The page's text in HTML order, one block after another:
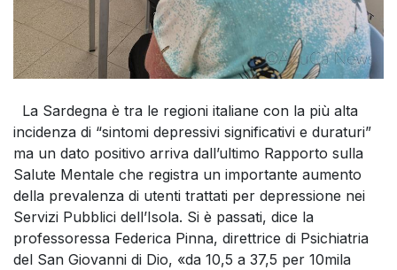
La Sardegna è tra le regioni italiane con la più alta
incidenza di “sintomi depressivi significativi e duraturi”
ma un dato positivo arriva dall’ultimo Rapporto sulla
Salute Mentale che registra un importante aumento
della prevalenza di utenti trattati per depressione nei
Servizi Pubblici dell’Isola. Si è passati, dice la
professoressa Federica Pinna, direttrice di Psichiatria
del San Giovanni di Dio, «da 10,5 a 37,5 per 10mila